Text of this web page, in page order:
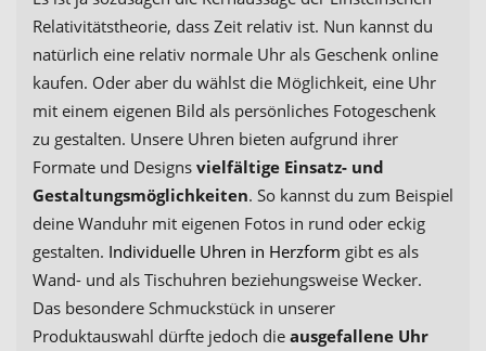
Relativitätstheorie, dass Zeit relativ ist. Nun kannst du
natürlich eine relativ normale Uhr als Geschenk online
kaufen. Oder aber du wählst die Möglichkeit, eine Uhr
mit einem eigenen Bild als persönliches Fotogeschenk
zu gestalten. Unsere Uhren bieten aufgrund ihrer
Formate und Designs vielfältige Einsatz- und
Gestaltungsmöglichkeiten. So kannst du zum Beispiel
deine Wanduhr mit eigenen Fotos in rund oder eckig
gestalten. Individuelle Uhren in Herzform gibt es als
Wand- und als Tischuhren beziehungsweise Wecker.
Das besondere Schmuckstück in unserer
Produktauswahl dürfte jedoch die ausgefallene Uhr